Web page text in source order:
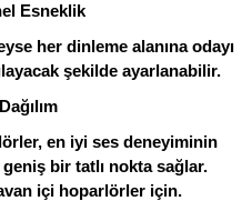
Esneklik
her dinleme alanına odayı
şekilde ayarlanabilir.
en iyi ses deneyiminin
bir tatlı nokta sağlar.
içi hoparlörler için.